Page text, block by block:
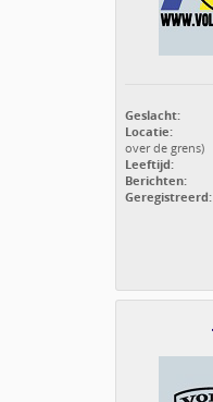
Geslacht:
Locatie:
over de grens)
Leeftijd:
Berichten:
Geregistreerd: